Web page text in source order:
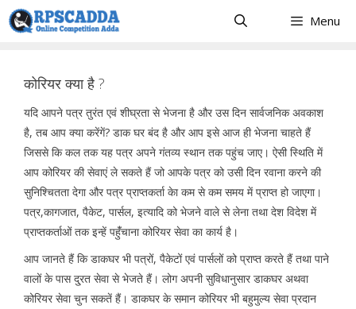
Skip
to
Menu
कोरियर क्या है ?
यदि आपने पत्र तुरंत एवं शीघ्रता से भेजना है और उस दिन सार्वजनिक अवकाश
है, तब आप क्या करेंगें? डाक घर बंद है और आप इसे आज ही भेजना चाहते हैं
जिससे कि कल तक यह पत्र अपने गंतव्य स्थान तक पहुंच जाए। ऐसी स्थिति में
आप कोरियर की सेवाएं ले सकते हैं जो आपके पत्र को उसी दिन रवाना करने की
सुनिश्चितता देगा और पत्र प्राप्तकर्ता केा कम से कम समय में प्राप्त हो जाएगा।
पत्र,कागजात, पैकेट, पार्सल, इत्यादि को भेजने वाले से लेना तथा देश विदेश में
प्राप्तकर्ताओं तक इन्हें पहुँंचाना कोरियर सेवा का कार्य है।
आप जानते हैं कि डाकघर भी पत्रों, पैकेटों एवं पार्सलों को प्राप्त करते हैं तथा पाने
वालों के पास दु्रत सेवा से भेजते हैं। लोग अपनी सुविधानुसार डाकघर अथवा
कोरियर सेवा चुन सकतें हैं। डाकघर के समान कोरियर भी बहुमुल्य सेवा प्रदान